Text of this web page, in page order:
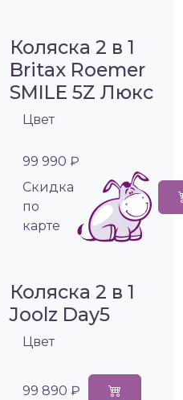
Коляска 2 в 1
Britax Roemer
SMILE 5Z Люкс
Цвет
99 990 ₽
Cкидка
по
карте
Коляска 2 в 1
Joolz Day5
Цвет
99 890 ₽